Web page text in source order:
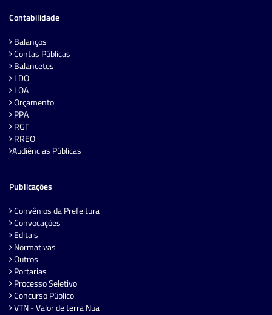
Contabilidade
Balanços
Contas Públicas
Balancetes
LDO
LOA
Orçamento
PPA
RGF
RREO
Audiências Públicas
Publicações
Convênios da Prefeitura
Convocações
Editais
Normativas
Outros
Portarias
Processo Seletivo
Concurso Público
VTN - Valor de terra Nua